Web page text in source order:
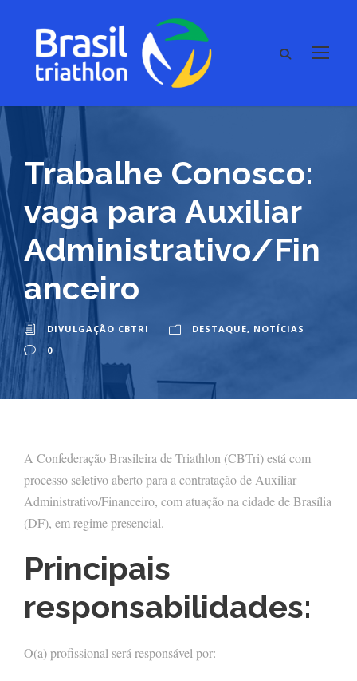
Trabalhe Conosco:
vaga para Auxiliar
Administrativo/Fin
anceiro
DIVULGAÇÃO CBTRI DESTAQUE, NOTÍCIAS
0
A Confederação Brasileira de Triathlon (CBTri) está com
processo seletivo aberto para a contratação de Auxiliar
Administrativo/Financeiro, com atuação na cidade de Brasília
(DF), em regime presencial.
Principais
responsabilidades:
O(a) profissional será responsável por: